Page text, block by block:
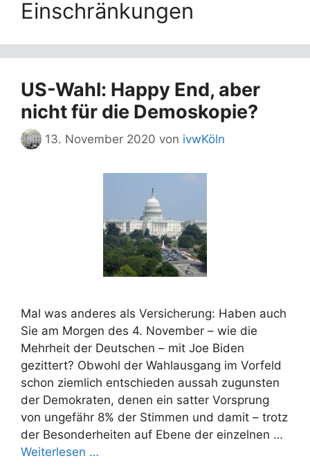
Einschränkungen
US-Wahl: Happy End, aber
nicht für die Demoskopie?
13. November 2020 von ivwKöln
Mal was anderes als Versicherung: Haben auch
Sie am Morgen des 4. November – wie die
Mehrheit der Deutschen – mit Joe Biden
gezittert? Obwohl der Wahlausgang im Vorfeld
schon ziemlich entschieden aussah zugunsten
der Demokraten, denen ein satter Vorsprung
von ungefähr 8% der Stimmen und damit – trotz
der Besonderheiten auf Ebene der einzelnen …
Weiterlesen …